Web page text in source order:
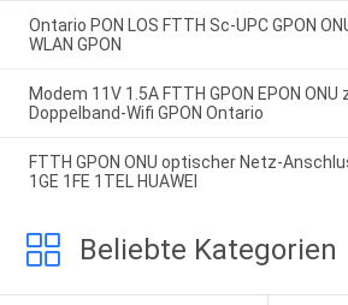
Ontario PON LOS FTTH Sc-UPC GPON
WLAN GPON
Modem 11V 1.5A FTTH GPON EPON ONU
Doppelband-Wifi GPON Ontario
FTTH GPON ONU optischer Netz-
1GE 1FE 1TEL HUAWEI
Beliebte Kategorien